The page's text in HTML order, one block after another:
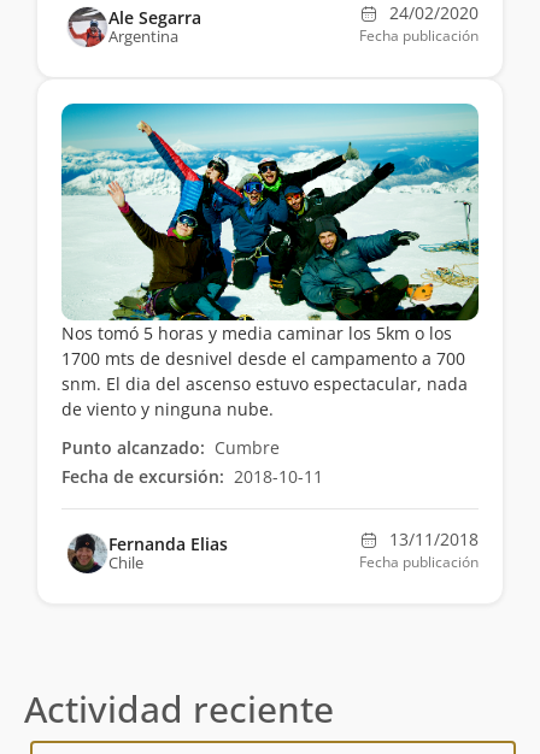
Ale Segarra
Argentina
24/02/2020
Fecha publicación
Nos tomó 5 horas y media caminar los 5km o los
1700 mts de desnivel desde el campamento a 700
snm. El dia del ascenso estuvo espectacular, nada
de viento y ninguna nube.
Punto alcanzado: Cumbre
Fecha de excursión: 2018-10-11
Fernanda Elias
Chile
13/11/2018
Fecha publicación
Actividad reciente